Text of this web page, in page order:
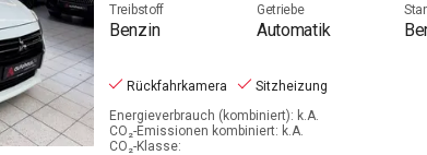
Treibstoff
Benzin
Getriebe
Automatik
Rückfahrkamera
Sitzheizung
Energieverbrauch (kombiniert): k.A.
CO₂-Emissionen kombiniert: k.A.
CO₂-Klasse: